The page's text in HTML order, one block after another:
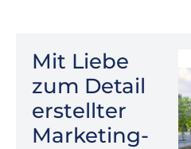
Mit Liebe
zum Detail
erstellter
Marketing-